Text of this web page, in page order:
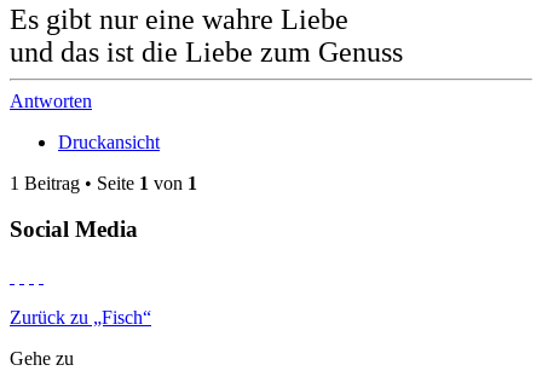
Es gibt nur eine wahre Liebe
und das ist die Liebe zum Genuss
Antworten
Druckansicht
1 Beitrag • Seite 1 von 1
Social Media
Zurück zu „Fisch“
Gehe zu